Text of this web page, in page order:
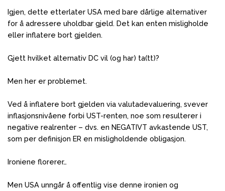
Igjen, dette etterlater USA med bare dårlige alternativer
for å adressere uholdbar gjeld. Det kan enten misligholde
eller inflatere bort gjelden.
Gjett hvilket alternativ DC vil (og har) ta(tt)?
Men her er problemet.
Ved å inflatere bort gjelden via valutadevaluering, svever
inflasjonsnivåene forbi UST-renten, noe som resulterer i
negative realrenter – dvs. en NEGATIVT avkastende UST,
som per definisjon ER en misligholdende obligasjon.
Ironiene florerer…
Men USA unngår å offentlig vise denne ironien og